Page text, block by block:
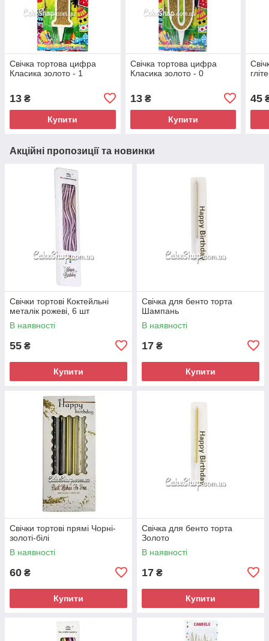
Свічка тортова цифра
Класика золото - 1
13 ₴
Купити
Свічка тортова цифра
Класика золото - 0
13₴
Купити
45
Акційні пропозиції та новинки
Свічки тортові Коктейльні
металік рожеві, 6 шт
В наявності
55 ₴
Купити
Свічка для бенто торта
Шампань
В наявності
17 ₴
Купити
Свічки тортові прямі Чорні-
золоті-білі
В наявності
60 ₴
Купити
Свічка для бенто торта
Золото
В наявності
17 ₴
Купити